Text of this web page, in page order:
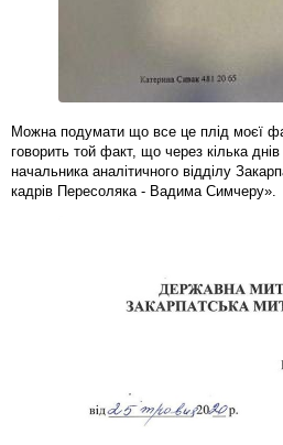
Можна подумати що все це плід моєї
говорить той факт, що через кілька
начальника аналітичного відділу
кадрів Пересоляка - Вадима Симчеру».